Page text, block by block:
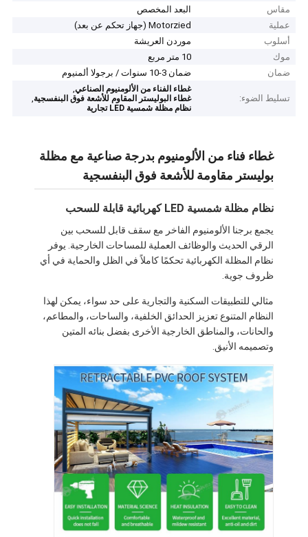
مقاس
البعد المخصص
عملية
Motorzied (جهاز تحكم عن بعد)
أسلوب
موردن العريشة
موك
10 متر مربع
ضمان
ضمان 3-10 سنوات / برجولا ألمنيوم
تسليط الضوء:
غطاء الفناء من الألومنيوم الصناعي,
غطاء البوليستر المقاوم للأشعة فوق البنفسجية,
نظام مظلة شمسية LED تجارية
غطاء فناء من الألومنيوم بدرجة صناعية مع مظلة
بوليستر مقاومة للأشعة فوق البنفسجية
نظام مظلة شمسية LED كهربائية قابلة للسحب
يجمع برجنا الألومنيوم الفاخر مع سقف قابل للسحب بين
الرقي الحديث والوظائف العملية للمساحات الخارجية. يوفر
نظام المظلة الكهربائية تحكمًا كاملاً في الظل والحماية في أي
ظروف جوية.
مثالي للتطبيقات السكنية والتجارية على حد سواء، يمكن لهذا
النظام المتنوع تعزيز الحدائق الخلفية، والساحات، والمطاعم،
والحانات، والمناطق الخارجية الأخرى بفضل بنائه المتين
وتصميمه الأنيق.